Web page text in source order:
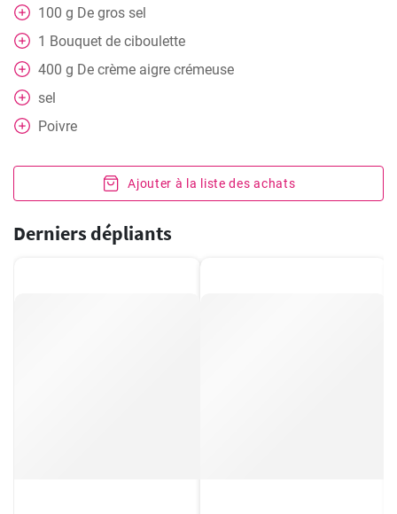
100 g De gros sel
1 Bouquet de ciboulette
400 g De crème aigre crémeuse
sel
Poivre
Ajouter à la liste des achats
Derniers dépliants